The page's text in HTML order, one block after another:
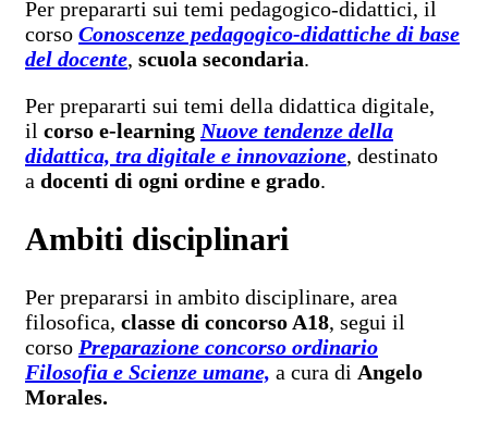
Per prepararti sui temi pedagogico-didattici, il
corso Conoscenze pedagogico-didattiche di base
del docente, scuola secondaria.
Per prepararti sui temi della didattica digitale,
il corso e-learning Nuove tendenze della
didattica, tra digitale e innovazione, destinato
a docenti di ogni ordine e grado.
Ambiti disciplinari
Per prepararsi in ambito disciplinare, area
filosofica, classe di concorso A18, segui il
corso Preparazione concorso ordinario
Filosofia e Scienze umane, a cura di Angelo
Morales.